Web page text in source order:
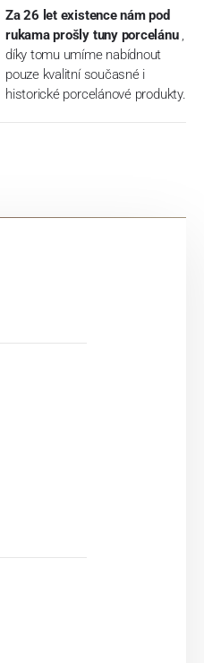
Za 26 let existence nám pod
rukama prošly tuny porcelánu ,
díky tomu umíme nabídnout
pouze kvalitní současné i
historické porcelánové produkty.